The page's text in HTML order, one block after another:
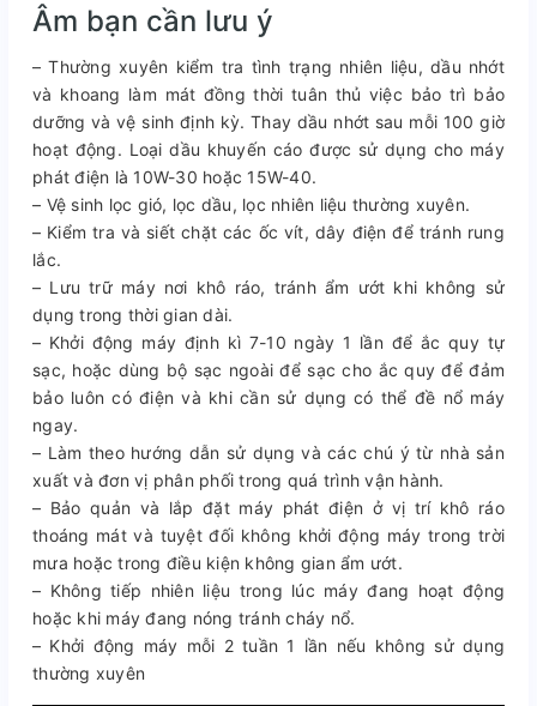
Âm bạn cần lưu ý
– Thường xuyên kiểm tra tình trạng nhiên liệu, dầu nhớt
và khoang làm mát đồng thời tuân thủ việc bảo trì bảo
dưỡng và vệ sinh định kỳ. Thay dầu nhớt sau mỗi 100 giờ
hoạt động. Loại dầu khuyến cáo được sử dụng cho máy
phát điện là 10W-30 hoặc 15W-40.
– Vệ sinh lọc gió, lọc dầu, lọc nhiên liệu thường xuyên.
– Kiểm tra và siết chặt các ốc vít, dây điện để tránh rung
lắc.
– Lưu trữ máy nơi khô ráo, tránh ẩm ướt khi không sử
dụng trong thời gian dài.
– Khởi động máy định kì 7-10 ngày 1 lần để ắc quy tự
sạc, hoặc dùng bộ sạc ngoài để sạc cho ắc quy để đảm
bảo luôn có điện và khi cần sử dụng có thể đề nổ máy
ngay.
– Làm theo hướng dẫn sử dụng và các chú ý từ nhà sản
xuất và đơn vị phân phối trong quá trình vận hành.
– Bảo quản và lắp đặt máy phát điện ở vị trí khô ráo
thoáng mát và tuyệt đối không khởi động máy trong trời
mưa hoặc trong điều kiện không gian ẩm ướt.
– Không tiếp nhiên liệu trong lúc máy đang hoạt động
hoặc khi máy đang nóng tránh cháy nổ.
– Khởi động máy mỗi 2 tuần 1 lần nếu không sử dụng
thường xuyên